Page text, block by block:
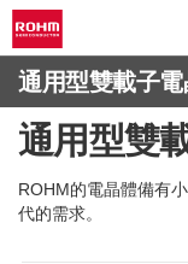
通用型雙載子
通用型雙
ROHM的電晶體備有
代的需求。